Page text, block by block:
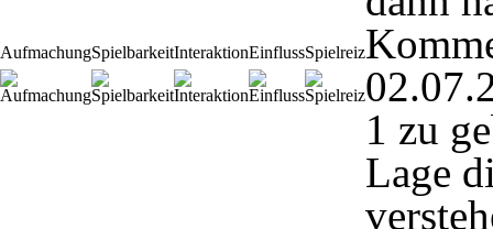
AufmachungSpielbarkeitInteraktionEinflussSpielreiz
1 zu
Lage